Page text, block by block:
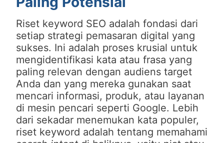
Riset keyword SEO adalah fondasi dari
setiap strategi pemasaran digital yang
sukses. Ini adalah proses krusial untuk
mengidentifikasi kata atau frasa yang
paling relevan dengan audiens target
Anda dan yang mereka gunakan saat
mencari informasi, produk, atau layanan
di mesin pencari seperti Google. Lebih
dari sekadar menemukan kata populer,
riset keyword adalah tentang memahami